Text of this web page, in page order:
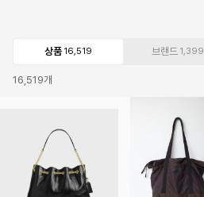
상품 16,519 브랜드 1,399
16,519개